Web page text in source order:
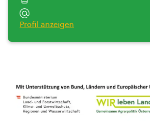
Profil anzeigen